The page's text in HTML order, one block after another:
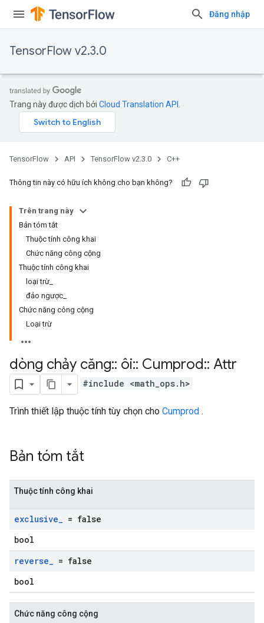
Đăng nhập
TensorFlow v2.3.0
Trang này được dịch bởi Cloud Translation API
TensorFlow API TensorFlow v2.3.0 C++
Thông tin này có hữu ích không cho bạn không?
Trên trang này
Bản tóm tắt
Thuộc tính công khai
Chức năng công cộng
Thuộc tính công khai
loại trừ_
đảo ngược_
Chức năng công cộng
Loại trừ
dòng chảy căng:: ôi:: Cumprod:: Attr
#include <math_ops.h>
Trình thiết lập thuộc tính tùy chọn cho Cumprod .
Bản tóm tắt
Thuộc tính công khai
exclusive_ = false
bool
reverse_ = false
bool
Chức năng công cộng